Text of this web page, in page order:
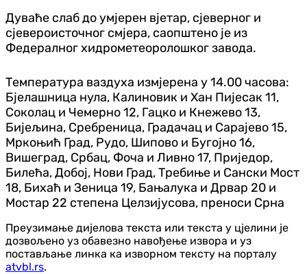
Дуваће слаб до умјерен вјетар, сјеверног и
сјевероисточног смјера, саопштено је из
Федералног хидрометеоролошког завода.
Температура ваздуха измјерена у 14.00 часова:
Бјелашница нула, Калиновик и Хан Пијесак 11,
Соколац и Чемерно 12, Гацко и Кнежево 13,
Бијељина, Сребреница, Градачац и Сарајево 15,
Мркоњић Град, Рудо, Шипово и Бугојно 16,
Вишеград, Србац, Фоча и Ливно 17, Приједор,
Билећа, Добој, Нови Град, Требиње и Сански Мост
18, Бихаћ и Зеница 19, Бањалука и Дрвар 20 и
Мостар 22 степена Целзијусова, преноси Срна
Преузимање дијелова текста или текста у цјелини је
дозвољено уз обавезно навођење извора и уз
постављање линка ка изворном тексту на порталу
atvbl.rs.